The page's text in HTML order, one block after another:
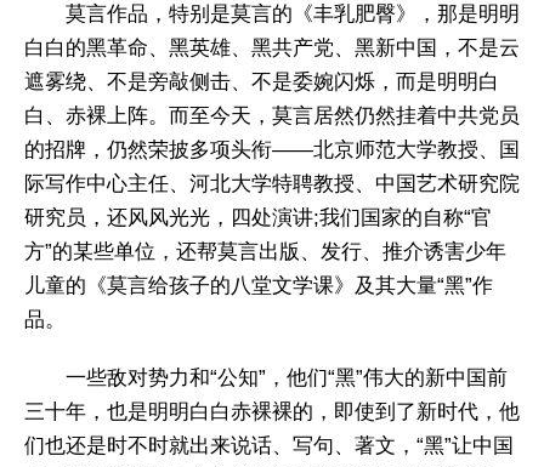
莫言作品，特别是莫言的《丰乳肥臀》，那是明明
白白的黑革命、黑英雄、黑共产党、黑新中国，不是云
遮雾绕、不是旁敲侧击、不是委婉闪烁，而是明明白
白、赤裸上阵。而至今天，莫言居然仍然挂着中共党员
的招牌，仍然荣披多项头衔——北京师范大学教授、国
际写作中心主任、河北大学特聘教授、中国艺术研究院
研究员，还风风光光，四处演讲;我们国家的自称“官
方”的某些单位，还帮莫言出版、发行、推介诱害少年
儿童的《莫言给孩子的八堂文学课》及其大量“黑”作
品。
一些敌对势力和“公知”，他们“黑”伟大的新中国前
三十年，也是明明白白赤裸裸的，即使到了新时代，他
们也还是时不时就出来说话、写句、著文，“黑”让中国